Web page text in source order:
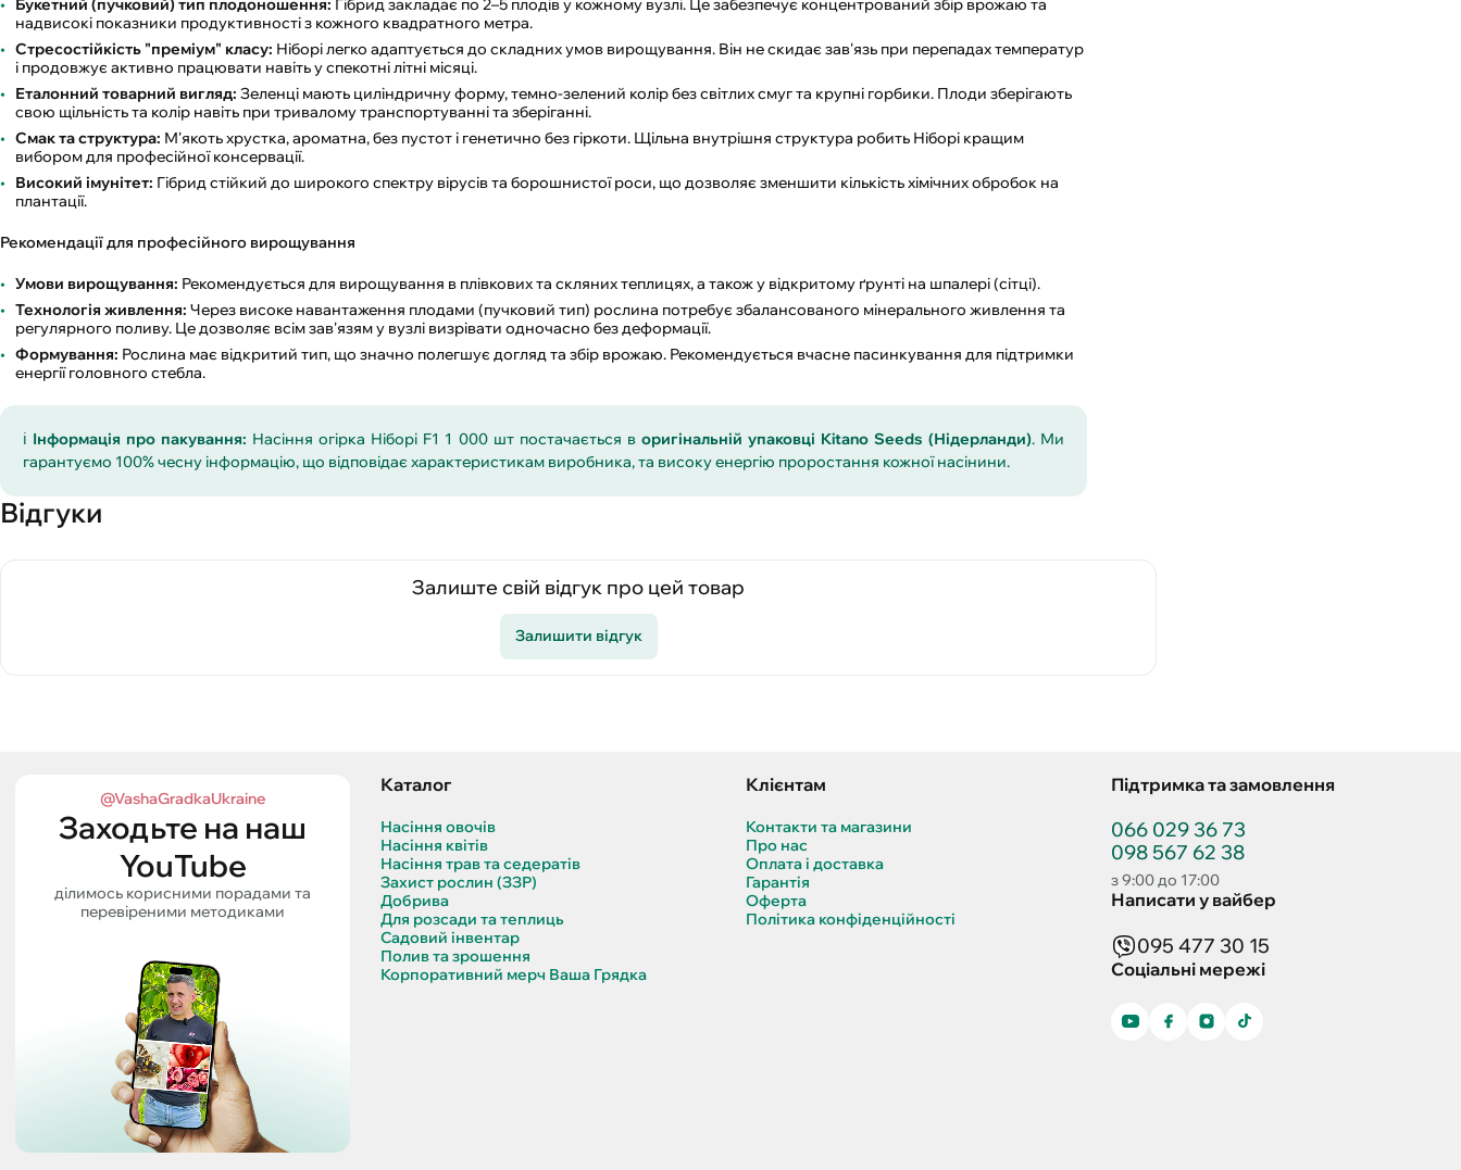
надвисокі показники продуктивності з кожного квадратного метра.
Стресостійкість "преміум" класу: Ніборі легко адаптується до складних умов вирощування. Він не скидає зав'язь при перепадах температур
і продовжує активно працювати навіть у спекотні літні місяці.
Еталонний товарний вигляд: Зеленці мають циліндричну форму, темно-зелений колір без світлих смуг та крупні горбики. Плоди зберігають
свою щільність та колір навіть при тривалому транспортуванні та зберіганні.
Смак та структура: М'якоть хрустка, ароматна, без пустот і генетично без гіркоти. Щільна внутрішня структура робить Ніборі кращим
вибором для професійної консервації.
Високий імунітет: Гібрид стійкий до широкого спектру вірусів та борошнистої роси, що дозволяє зменшити кількість хімічних обробок на
плантації.
Рекомендації для професійного вирощування
Умови вирощування: Рекомендується для вирощування в плівкових та скляних теплицях, а також у відкритому ґрунті на шпалері (сітці).
Технологія живлення: Через високе навантаження плодами (пучковий тип) рослина потребує збалансованого мінерального живлення та
регулярного поливу. Це дозволяє всім зав'язям у вузлі визрівати одночасно без деформації.
Формування: Рослина має відкритий тип, що значно полегшує догляд та збір врожаю. Рекомендується вчасне пасинкування для підтримки
енергії головного стебла.
ℹ️ Інформація про пакування: Насіння огірка Ніборі F1 1 000 шт постачається в оригінальній упаковці Kitano Seeds (Нідерланди). Ми
гарантуємо 100% чесну інформацію, що відповідає характеристикам виробника, та високу енергію проростання кожної насінини.
Відгуки
Залиште свій відгук про цей товар
Залишити відгук
@VashaGradkaUkraine
Заходьте на наш
YouTube
ділимось корисними порадами та
перевіреними методиками
Каталог
Насіння овочів
Насіння квітів
Насіння трав та седератів
Захист рослин (ЗЗР)
Добрива
Для розсади та теплиць
Садовий інвентар
Полив та зрошення
Корпоративний мерч Ваша Грядка
Клієнтам
Контакти та магазини
Про нас
Оплата і доставка
Гарантія
Оферта
Політика конфіденційності
Підтримка та замовлення
066 029 36 73
098 567 62 38
з 9:00 до 17:00
Написати у вайбер
095 477 30 15
Соціальні мережі